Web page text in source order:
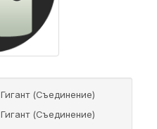
Гигант (Съединение)
Гигант (Съединение)